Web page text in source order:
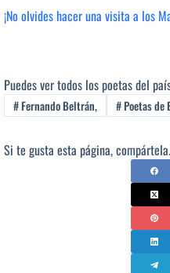
¡No olvides hacer una visita a los
Puedes ver todos los poetas del
#Fernando Beltrán, #Poetas de
Si te gusta esta página,